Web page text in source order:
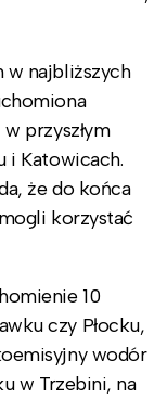
w najbliższych
przyszłym
i Katowicach.
że do końca
korzystać
10
czy Płocku,
wodór
w Trzebini, na